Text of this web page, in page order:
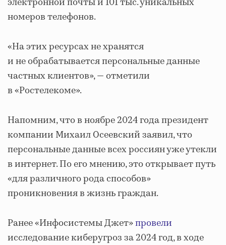
номеров телефонов.
«На этих ресурсах не хранятся
и не обрабатывается персональные данные
частных клиентов», — отметили
в «Ростелекоме».
Напомним, что в ноябре 2024 года президент
компании Михаил Осеевский заявил, что
персональные данные всех россиян уже утекли
в интернет. По его мнению, это открывает путь
«для различного рода способов»
проникновения в жизнь граждан.
Ранее «Инфосистемы Джет»провели
исследование киберугроз за 2024 год, в ходе